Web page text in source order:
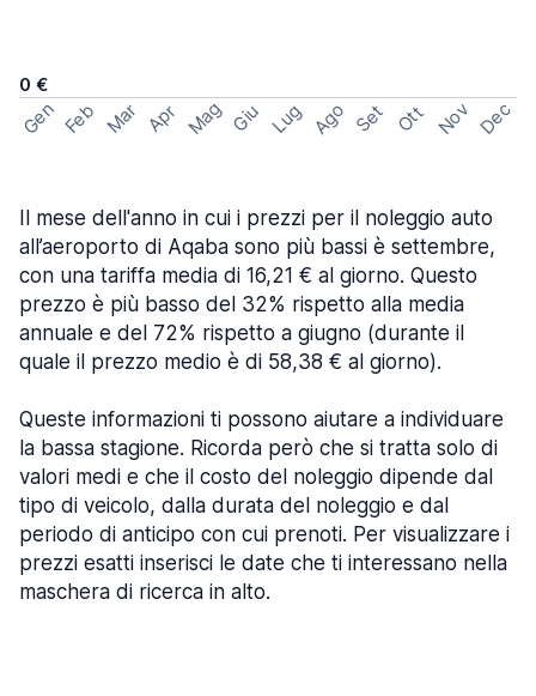
0 €
Gen Feb Mar Apr Mag Giu Lug Ago Set Ott Nov Dec
Il mese dell'anno in cui i prezzi per il noleggio auto
all’aeroporto di Aqaba sono più bassi è settembre,
con una tariffa media di 16,21 € al giorno. Questo
prezzo è più basso del 32% rispetto alla media
annuale e del 72% rispetto a giugno (durante il
quale il prezzo medio è di 58,38 € al giorno).
Queste informazioni ti possono aiutare a individuare
la bassa stagione. Ricorda però che si tratta solo di
valori medi e che il costo del noleggio dipende dal
tipo di veicolo, dalla durata del noleggio e dal
periodo di anticipo con cui prenoti. Per visualizzare i
prezzi esatti inserisci le date che ti interessano nella
maschera di ricerca in alto.